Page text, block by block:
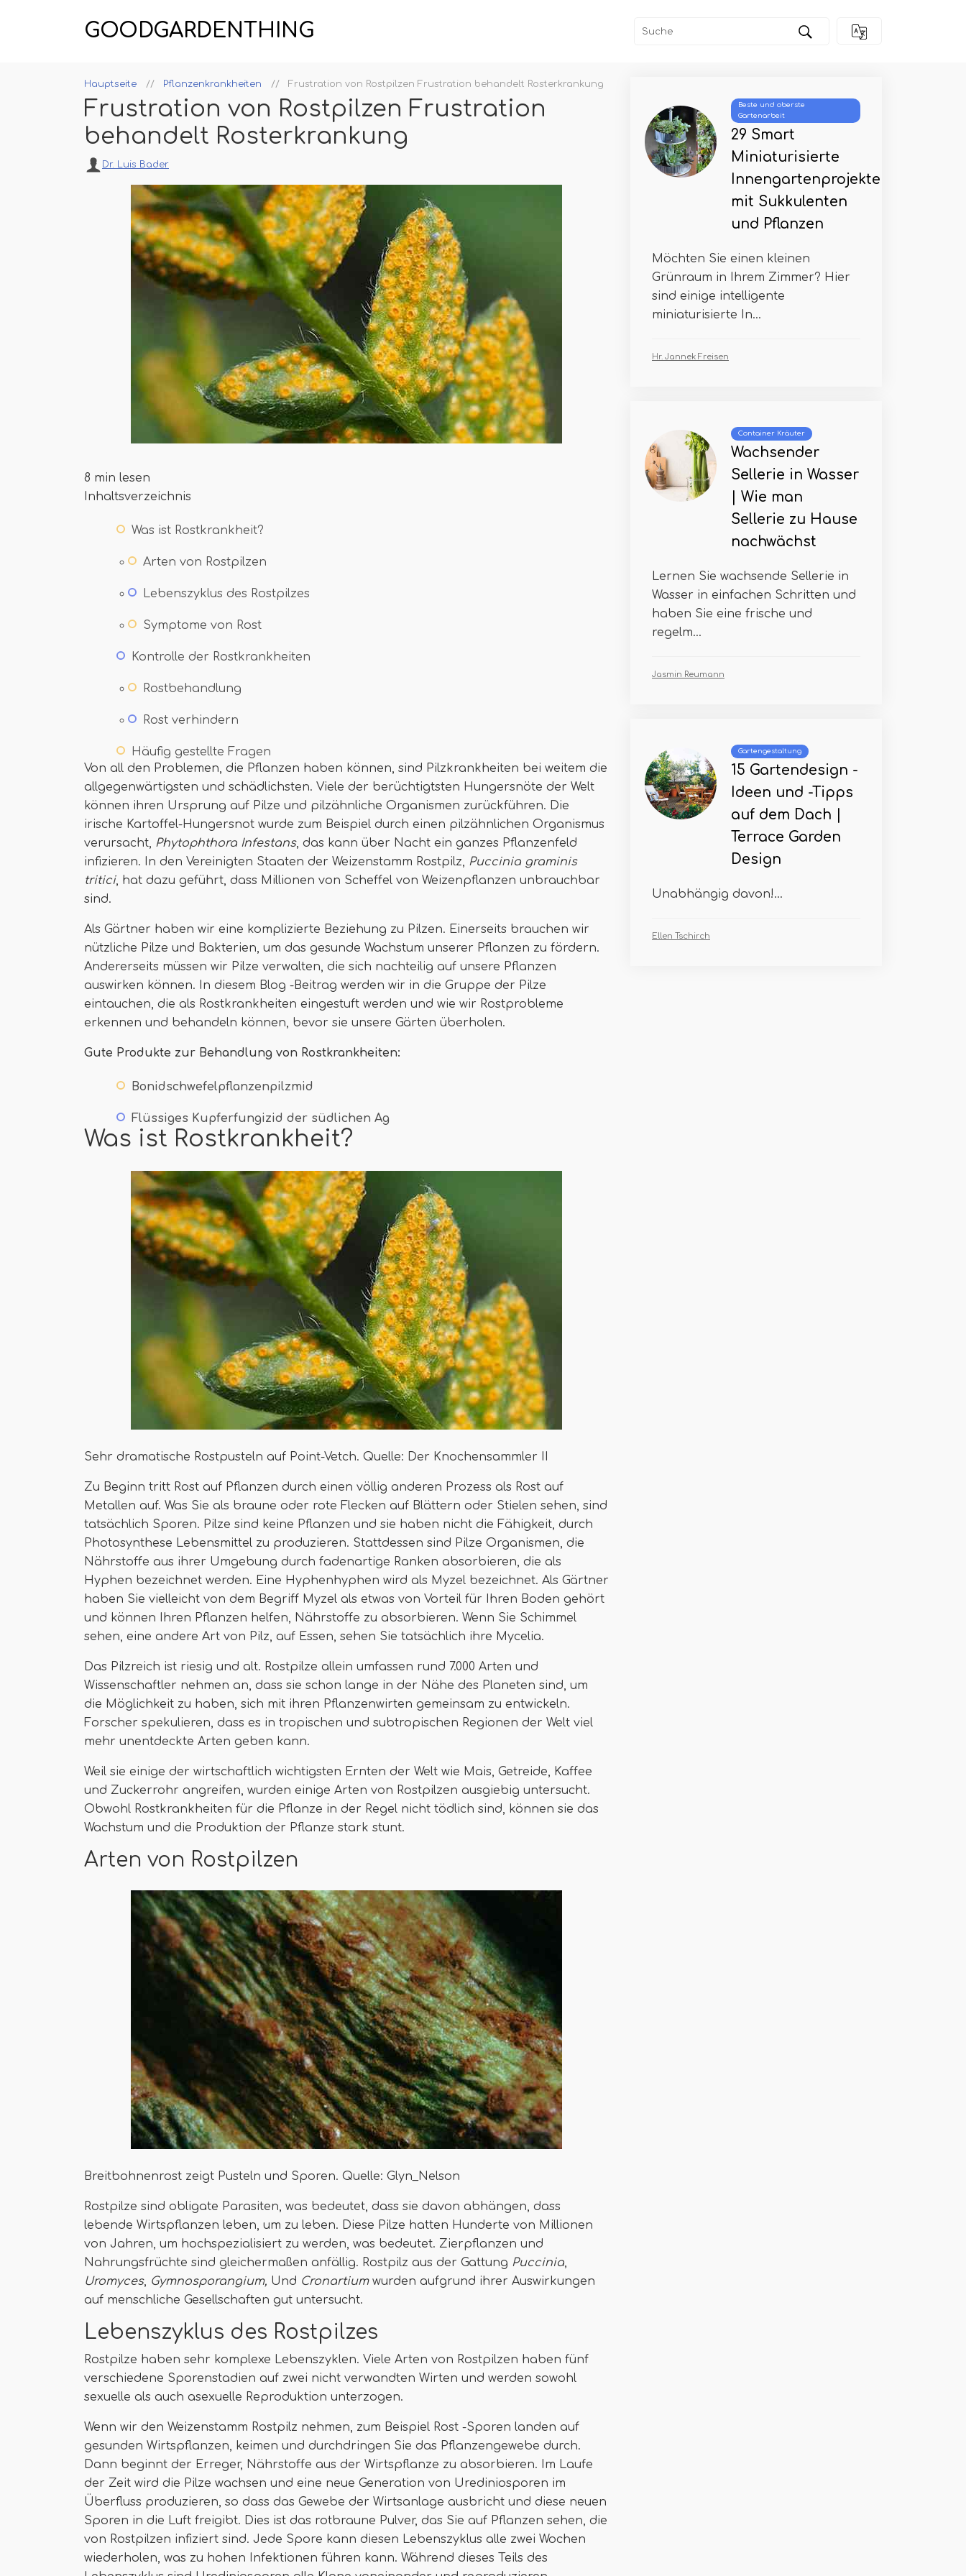
GOODGARDENTHING
Hauptseite Pflanzenkrankheiten Frustration von Rostpilzen Frustration behandelt Rosterkrankung
Frustration von Rostpilzen Frustration
behandelt Rosterkrankung
Dr. Luis Bader
8 min lesen
Inhaltsverzeichnis
Was ist Rostkrankheit?
Arten von Rostpilzen
Lebenszyklus des Rostpilzes
Symptome von Rost
Kontrolle der Rostkrankheiten
Rostbehandlung
Rost verhindern
Häufig gestellte Fragen
Von all den Problemen, die Pflanzen haben können, sind Pilzkrankheiten bei weitem die
allgegenwärtigsten und schädlichsten. Viele der berüchtigtsten Hungersnöte der Welt
können ihren Ursprung auf Pilze und pilzähnliche Organismen zurückführen. Die
irische Kartoffel-Hungersnot wurde zum Beispiel durch einen pilzähnlichen Organismus
verursacht, Phytophthora Infestans, das kann über Nacht ein ganzes Pflanzenfeld
infizieren. In den Vereinigten Staaten der Weizenstamm Rostpilz, Puccinia graminis
tritici, hat dazu geführt, dass Millionen von Scheffel von Weizenpflanzen unbrauchbar
sind.
Als Gärtner haben wir eine komplizierte Beziehung zu Pilzen. Einerseits brauchen wir
nützliche Pilze und Bakterien, um das gesunde Wachstum unserer Pflanzen zu fördern.
Andererseits müssen wir Pilze verwalten, die sich nachteilig auf unsere Pflanzen
auswirken können. In diesem Blog -Beitrag werden wir in die Gruppe der Pilze
eintauchen, die als Rostkrankheiten eingestuft werden und wie wir Rostprobleme
erkennen und behandeln können, bevor sie unsere Gärten überholen.
Gute Produkte zur Behandlung von Rostkrankheiten:
Bonidschwefelpflanzenpilzmid
Flüssiges Kupferfungizid der südlichen Ag
Was ist Rostkrankheit?
Sehr dramatische Rostpusteln auf Point-Vetch. Quelle: Der Knochensammler II
Zu Beginn tritt Rost auf Pflanzen durch einen völlig anderen Prozess als Rost auf
Metallen auf. Was Sie als braune oder rote Flecken auf Blättern oder Stielen sehen, sind
tatsächlich Sporen. Pilze sind keine Pflanzen und sie haben nicht die Fähigkeit, durch
Photosynthese Lebensmittel zu produzieren. Stattdessen sind Pilze Organismen, die
Nährstoffe aus ihrer Umgebung durch fadenartige Ranken absorbieren, die als
Hyphen bezeichnet werden. Eine Hyphenhyphen wird als Myzel bezeichnet. Als Gärtner
haben Sie vielleicht von dem Begriff Myzel als etwas von Vorteil für Ihren Boden gehört
und können Ihren Pflanzen helfen, Nährstoffe zu absorbieren. Wenn Sie Schimmel
sehen, eine andere Art von Pilz, auf Essen, sehen Sie tatsächlich ihre Mycelia.
Das Pilzreich ist riesig und alt. Rostpilze allein umfassen rund 7.000 Arten und
Wissenschaftler nehmen an, dass sie schon lange in der Nähe des Planeten sind, um
die Möglichkeit zu haben, sich mit ihren Pflanzenwirten gemeinsam zu entwickeln.
Forscher spekulieren, dass es in tropischen und subtropischen Regionen der Welt viel
mehr unentdeckte Arten geben kann.
Weil sie einige der wirtschaftlich wichtigsten Ernten der Welt wie Mais, Getreide, Kaffee
und Zuckerrohr angreifen, wurden einige Arten von Rostpilzen ausgiebig untersucht.
Obwohl Rostkrankheiten für die Pflanze in der Regel nicht tödlich sind, können sie das
Wachstum und die Produktion der Pflanze stark stunt.
Arten von Rostpilzen
Breitbohnenrost zeigt Pusteln und Sporen. Quelle: Glyn_Nelson
Rostpilze sind obligate Parasiten, was bedeutet, dass sie davon abhängen, dass
lebende Wirtspflanzen leben, um zu leben. Diese Pilze hatten Hunderte von Millionen
von Jahren, um hochspezialisiert zu werden, was bedeutet. Zierpflanzen und
Nahrungsfrüchte sind gleichermaßen anfällig. Rostpilz aus der Gattung Puccinia,
Uromyces, Gymnosporangium, Und Cronartium wurden aufgrund ihrer Auswirkungen
auf menschliche Gesellschaften gut untersucht.
Lebenszyklus des Rostpilzes
Rostpilze haben sehr komplexe Lebenszyklen. Viele Arten von Rostpilzen haben fünf
verschiedene Sporenstadien auf zwei nicht verwandten Wirten und werden sowohl
sexuelle als auch asexuelle Reproduktion unterzogen.
Wenn wir den Weizenstamm Rostpilz nehmen, zum Beispiel Rost -Sporen landen auf
gesunden Wirtspflanzen, keimen und durchdringen Sie das Pflanzengewebe durch.
Dann beginnt der Erreger, Nährstoffe aus der Wirtspflanze zu absorbieren. Im Laufe
der Zeit wird die Pilze wachsen und eine neue Generation von Urediniosporen im
Überfluss produzieren, so dass das Gewebe der Wirtsanlage ausbricht und diese neuen
Sporen in die Luft freigibt. Dies ist das rotbraune Pulver, das Sie auf Pflanzen sehen, die
von Rostpilzen infiziert sind. Jede Spore kann diesen Lebenszyklus alle zwei Wochen
wiederholen, was zu hohen Infektionen führen kann. Während dieses Teils des
Beste und oberste
Gartenarbeit
29 Smart
Miniaturisierte
Innengartenprojekte
mit Sukkulenten
und Pflanzen
Möchten Sie einen kleinen
Grünraum in Ihrem Zimmer? Hier
sind einige intelligente
miniaturisierte In...
Hr. Jannek Freisen
Container Kräuter
Wachsender
Sellerie in Wasser
| Wie man
Sellerie zu Hause
nachwächst
Lernen Sie wachsende Sellerie in
Wasser in einfachen Schritten und
haben Sie eine frische und
regelm...
Jasmin Reumann
Gartengestaltung
15 Gartendesign -
Ideen und -Tipps
auf dem Dach |
Terrace Garden
Design
Unabhängig davon!...
Ellen Tschirch